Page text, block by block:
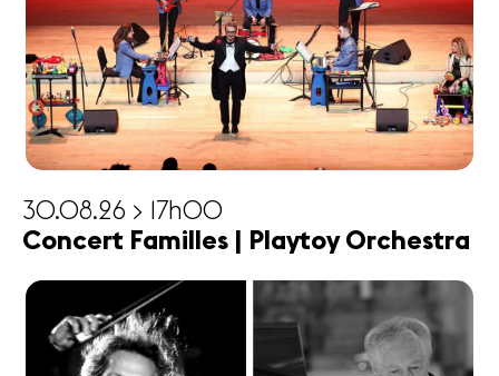
30.08.26 > 17h00
Concert Familles | Playtoy Orchestra